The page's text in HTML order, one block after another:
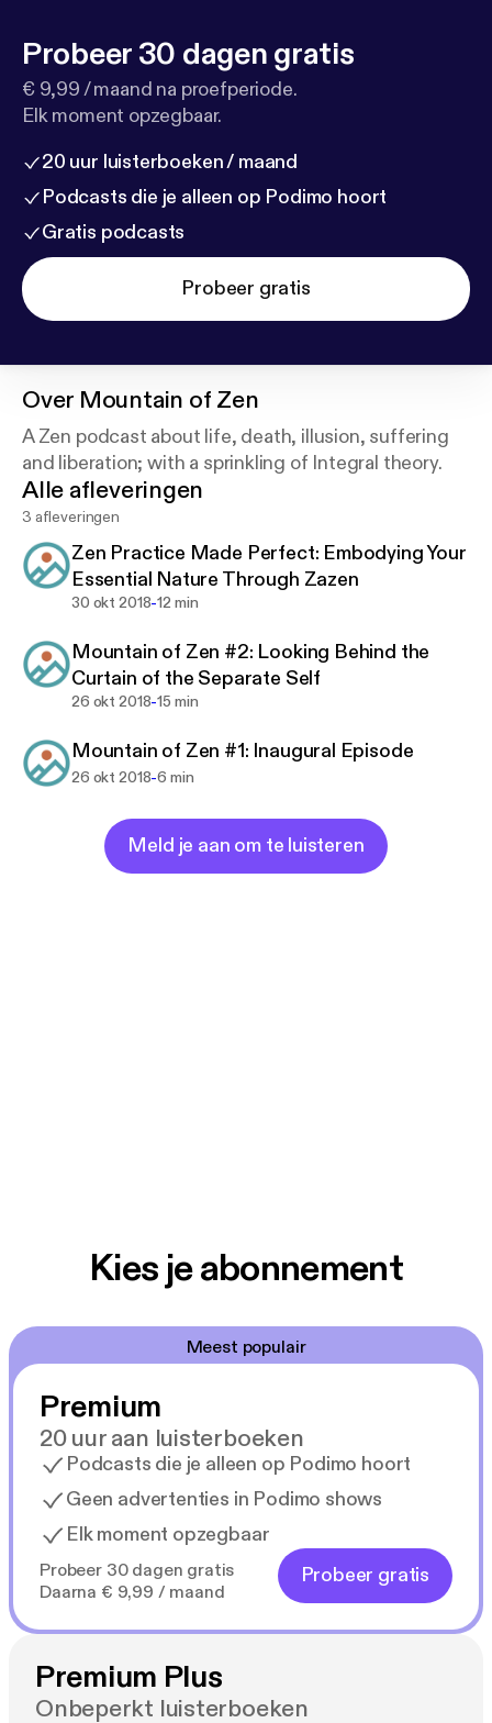
Probeer 30 dagen gratis
€ 9,99 / maand na proefperiode.
Elk moment opzegbaar.
20 uur luisterboeken / maand
Podcasts die je alleen op Podimo hoort
Gratis podcasts
Probeer gratis
Over Mountain of Zen
A Zen podcast about life, death, illusion, suffering
and liberation; with a sprinkling of Integral theory.
Alle afleveringen
3 afleveringen
Zen Practice Made Perfect: Embodying Your
Essential Nature Through Zazen
30 okt 2018-12 min
Mountain of Zen #2: Looking Behind the
Curtain of the Separate Self
26 okt 2018-15 min
Mountain of Zen #1: Inaugural Episode
26 okt 2018-6 min
Meld je aan om te luisteren
Kies je abonnement
Meest populair
Premium
20 uur aan luisterboeken
Podcasts die je alleen op Podimo hoort
Geen advertenties in Podimo shows
Elk moment opzegbaar
Probeer 30 dagen gratis
Daarna € 9,99 / maand
Probeer gratis
Premium Plus
Onbeperkt luisterboeken